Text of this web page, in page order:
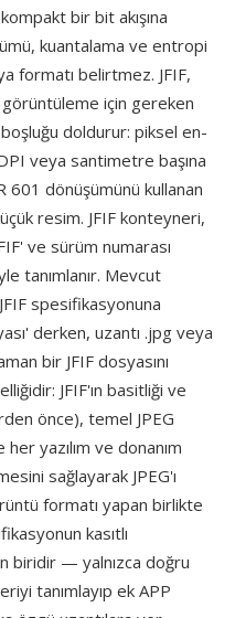
bir bit akışına
kuantalama ve entropi
formatı belirtmez. JFIF,
görüntüleme için gereken
doldurur: piksel en-
veya santimetre başına
601 dönüşümünü kullanan
resim. JFIF konteyneri,
ve sürüm numarası
tanımlanır. Mevcut
spesifikasyonuna
derken, uzantı .jpg veya
bir JFIF dosyasını
JFIF'ın basitliği ve
önce), temel JPEG
yazılım ve donanım
sağlayarak JPEG'ı
formatı yapan birlikte
kasıtlı
biridir — yalnızca doğru
tanımlayıp ek APP